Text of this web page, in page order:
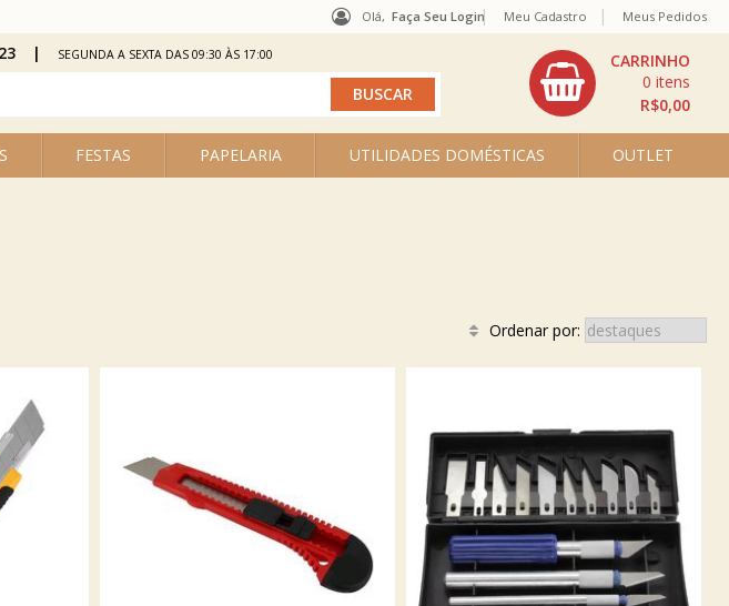
Olá, Faça Seu Login
FESTAS PAPELARIA UTILIDADES DOMÉSTICAS OUTLET
R$0,00
0
Meu Cadastro Meus Pedidos
SEGUNDA A SEXTA DAS 09:30 ÀS 17:00
Ordenar por: